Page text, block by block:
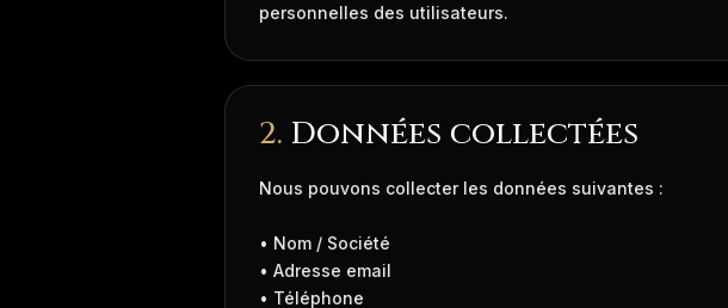
personnelles des utilisateurs.
2. Données collectées
Nous pouvons collecter les données suivantes :
• Nom / Société
• Adresse email
• Téléphone